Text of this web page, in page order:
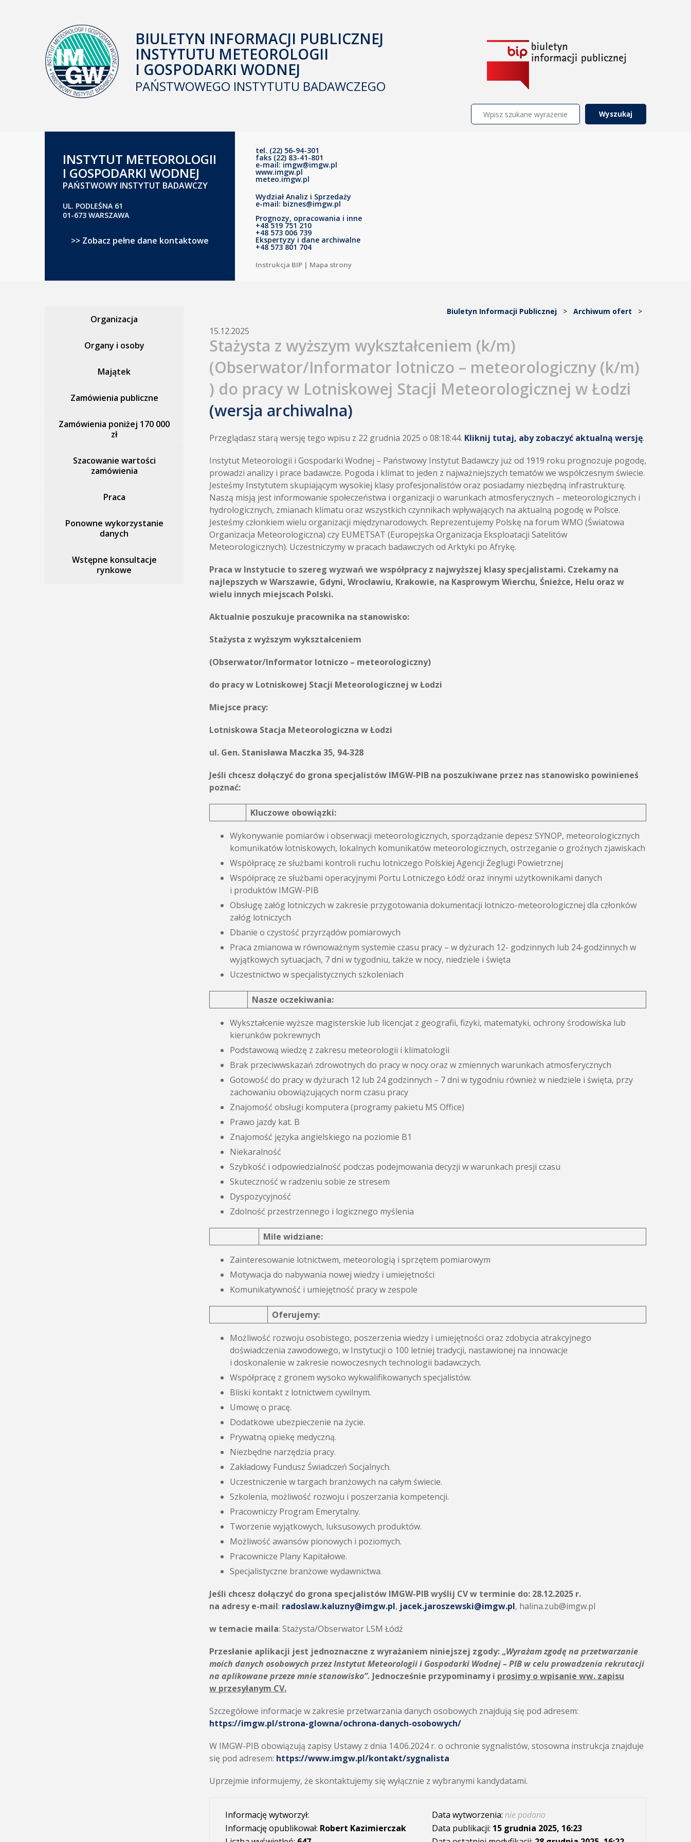
BIULETYN INFORMACJI PUBLICZNEJ
INSTYTUTU METEOROLOGII
I GOSPODARKI WODNEJ
PAŃSTWOWEGO INSTYTUTU BADAWCZEGO
Szukaj:
INSTYTUT METEOROLOGII
I GOSPODARKI WODNEJ
PAŃSTWOWY INSTYTUT BADAWCZY
UL. PODLEŚNA 61
01-673 WARSZAWA
>> Zobacz pełne dane kontaktowe
tel. (22) 56-94-301
faks (22) 83-41-801
e-mail: imgw@imgw.pl
www.imgw.pl
meteo.imgw.pl
Wydział Analiz i Sprzedaży
e-mail: biznes@imgw.pl
Prognozy, opracowania i inne
+48 519 751 210
+48 573 006 739
Ekspertyzy i dane archiwalne
+48 573 801 704
Instrukcja BIP | Mapa strony
Organizacja
Organy i osoby
Majątek
Zamówienia publiczne
Zamówienia poniżej 170 000
zł
Szacowanie wartości
zamówienia
Praca
Ponowne wykorzystanie
danych
Wstępne konsultacje
rynkowe
Biuletyn Informacji Publicznej > Archiwum ofert >
15.12.2025
Stażysta z wyższym wykształceniem (k/m)
(Obserwator/Informator lotniczo – meteorologiczny (k/m)
) do pracy w Lotniskowej Stacji Meteorologicznej w Łodzi
(wersja archiwalna)
Przeglądasz starą wersję tego wpisu z 22 grudnia 2025 o 08:18:44. Kliknij tutaj, aby zobaczyć aktualną wersję.
Instytut Meteorologii i Gospodarki Wodnej – Państwowy Instytut Badawczy już od 1919 roku prognozuje pogodę,
prowadzi analizy i prace badawcze. Pogoda i klimat to jeden z najważniejszych tematów we współczesnym świecie.
Jesteśmy Instytutem skupiającym wysokiej klasy profesjonalistów oraz posiadamy niezbędną infrastrukturę.
Naszą misją jest informowanie społeczeństwa i organizacji o warunkach atmosferycznych – meteorologicznych i
hydrologicznych, zmianach klimatu oraz wszystkich czynnikach wpływających na aktualną pogodę w Polsce.
Jesteśmy członkiem wielu organizacji międzynarodowych. Reprezentujemy Polskę na forum WMO (Światowa
Organizacja Meteorologiczna) czy EUMETSAT (Europejska Organizacja Eksploatacji Satelitów
Meteorologicznych). Uczestniczymy w pracach badawczych od Arktyki po Afrykę.
Praca w Instytucie to szereg wyzwań we współpracy z najwyższej klasy specjalistami. Czekamy na
najlepszych w Warszawie, Gdyni, Wrocławiu, Krakowie, na Kasprowym Wierchu, Śnieżce, Helu oraz w
wielu innych miejscach Polski.
Aktualnie poszukuje pracownika na stanowisko:
Stażysta z wyższym wykształceniem
(Obserwator/Informator lotniczo – meteorologiczny)
do pracy w Lotniskowej Stacji Meteorologicznej w Łodzi
Miejsce pracy:
Lotniskowa Stacja Meteorologiczna w Łodzi
ul. Gen. Stanisława Maczka 35, 94-328
Jeśli chcesz dołączyć do grona specjalistów IMGW-PIB na poszukiwane przez nas stanowisko powinieneś
poznać:
Kluczowe obowiązki:
Wykonywanie pomiarów i obserwacji meteorologicznych, sporządzanie depesz SYNOP, meteorologicznych
komunikatów lotniskowych, lokalnych komunikatów meteorologicznych, ostrzeganie o groźnych zjawiskach
Współpracę ze służbami kontroli ruchu lotniczego Polskiej Agencji Żeglugi Powietrznej
Współpracę ze służbami operacyjnymi Portu Lotniczego Łódź oraz innymi użytkownikami danych
i produktów IMGW-PIB
Obsługę załóg lotniczych w zakresie przygotowania dokumentacji lotniczo-meteorologicznej dla członków
załóg lotniczych
Dbanie o czystość przyrządów pomiarowych
Praca zmianowa w równoważnym systemie czasu pracy – w dyżurach 12- godzinnych lub 24-godzinnych w
wyjątkowych sytuacjach, 7 dni w tygodniu, także w nocy, niedziele i święta
Uczestnictwo w specjalistycznych szkoleniach
Nasze oczekiwania:
Wykształcenie wyższe magisterskie lub licencjat z geografii, fizyki, matematyki, ochrony środowiska lub
kierunków pokrewnych
Podstawową wiedzę z zakresu meteorologii i klimatologii
Brak przeciwwskazań zdrowotnych do pracy w nocy oraz w zmiennych warunkach atmosferycznych
Gotowość do pracy w dyżurach 12 lub 24 godzinnych – 7 dni w tygodniu również w niedziele i święta, przy
zachowaniu obowiązujących norm czasu pracy
Znajomość obsługi komputera (programy pakietu MS Office)
Prawo jazdy kat. B
Znajomość języka angielskiego na poziomie B1
Niekaralność
Szybkość i odpowiedzialność podczas podejmowania decyzji w warunkach presji czasu
Skuteczność w radzeniu sobie ze stresem
Dyspozycyjność
Zdolność przestrzennego i logicznego myślenia
Mile widziane:
Zainteresowanie lotnictwem, meteorologią i sprzętem pomiarowym
Motywacja do nabywania nowej wiedzy i umiejętności
Komunikatywność i umiejętność pracy w zespole
Oferujemy:
Możliwość rozwoju osobistego, poszerzenia wiedzy i umiejętności oraz zdobycia atrakcyjnego
doświadczenia zawodowego, w Instytucji o 100 letniej tradycji, nastawionej na innowacje
i doskonalenie w zakresie nowoczesnych technologii badawczych.
Współpracę z gronem wysoko wykwalifikowanych specjalistów.
Bliski kontakt z lotnictwem cywilnym.
Umowę o pracę.
Dodatkowe ubezpieczenie na życie.
Prywatną opiekę medyczną.
Niezbędne narzędzia pracy.
Zakładowy Fundusz Świadczeń Socjalnych.
Uczestniczenie w targach branżowych na całym świecie.
Szkolenia, możliwość rozwoju i poszerzania kompetencji.
Pracowniczy Program Emerytalny.
Tworzenie wyjątkowych, luksusowych produktów.
Możliwość awansów pionowych i poziomych.
Pracownicze Plany Kapitałowe.
Specjalistyczne branżowe wydawnictwa.
Jeśli chcesz dołączyć do grona specjalistów IMGW-PIB wyślij CV w terminie do: 28.12.2025 r.
na adresy e-mail: radoslaw.kaluzny@imgw.pl, jacek.jaroszewski@imgw.pl, halina.zub@imgw.pl
w temacie maila: Stażysta/Obserwator LSM Łódź
Przesłanie aplikacji jest jednoznaczne z wyrażaniem niniejszej zgody: „Wyrażam zgodę na przetwarzanie
moich danych osobowych przezInstytut Meteorologii i Gospodarki Wodnej – PIB w celu prowadzenia rekrutacji
na aplikowane przeze mnie stanowisko”. Jednocześnie przypominamy i prosimy o wpisanie ww. zapisu
w przesyłanym CV.
Szczegółowe informacje w zakresie przetwarzania danych osobowych znajdują się pod adresem:
https://imgw.pl/strona-glowna/ochrona-danych-osobowych/
W IMGW-PIB obowiązują zapisy Ustawy z dnia 14.06.2024 r. o ochronie sygnalistów, stosowna instrukcja znajduje
się pod adresem: https://www.imgw.pl/kontakt/sygnalista
Uprzejmie informujemy, że skontaktujemy się wyłącznie z wybranymi kandydatami.
Informację wytworzył:
Informację opublikował: Robert Kazimierczak
Data wytworzenia: nie podano
Data publikacji: 15 grudnia 2025, 16:23